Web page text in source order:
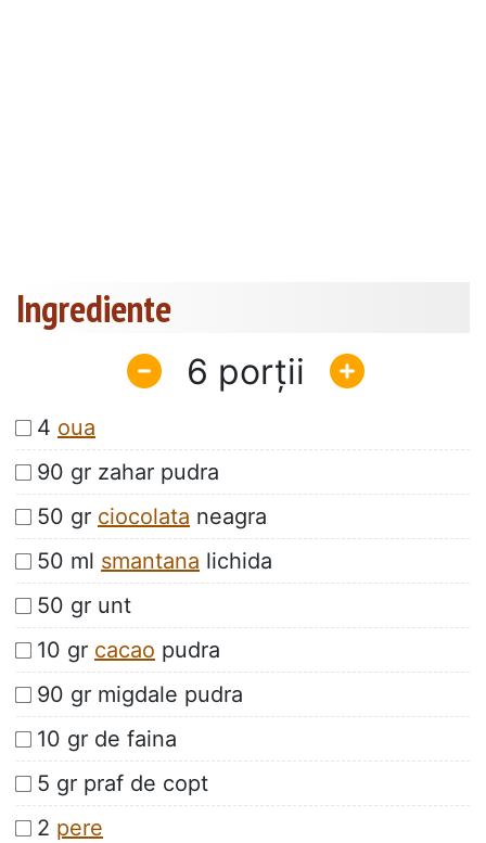
Ingrediente
6
4 oua
90 gr zahar pudra
50 gr ciocolata neagra
50 ml smantana lichida
50 gr unt
10 gr cacao pudra
90 gr migdale pudra
10 gr de faina
5 gr praf de copt
2 pere